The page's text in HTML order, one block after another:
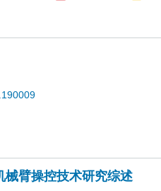
械臂操控技术研究综述